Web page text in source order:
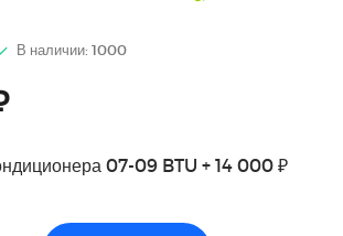
В наличии: 1000
07-09 BTU + 14 000 ₽